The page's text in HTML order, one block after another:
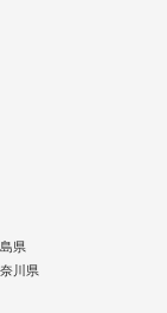
県
川県